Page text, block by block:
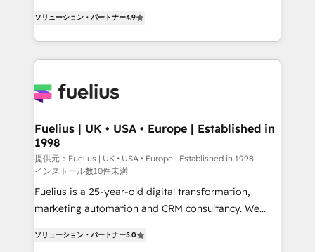
implement the platform into complex business
environments, optimise what you've got and make
sure you can actually use it, build your website in
for you and execute it on HubSpot. We are on the
framework, meaning we've been accredited by
HubSpot and vetted by the CCS, which means we
can support public sector companies as well the
other ones listed in our profile. Our services: -
HubSpot implementation - HubSpot CMS website
build We can do lots of things. But everything we do
ソリューション・パートナー4.9
Fuelius | UK • USA • Europe | Established in
1998
提供元：Fuelius | UK • USA • Europe | Established in 1998
インストール数10件未満
Fuelius is a 25-year-old digital transformation,
marketing automation and CRM consultancy. We
maximise their return from digital and fuel their
ソリューション・パートナー5.0